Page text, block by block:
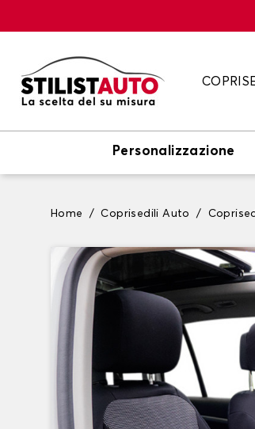
Personalizzazione
Home Coprisedili Auto